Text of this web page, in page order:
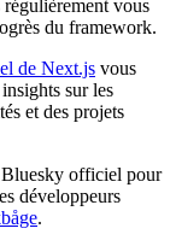
vous
du framework.
de Next.js vous
sur les
et des projets
Bluesky officiel pour
développeurs
.